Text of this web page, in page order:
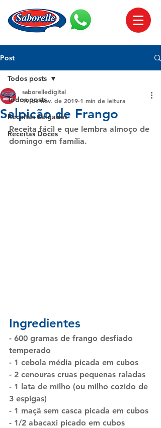
Post
Todos posts
Receitas Salgadas
Receitas Doces
Todos posts
Salpicão de Frango
saborelledigital
19 de nov. de 2019 1 min de leitura
Receita fácil e que lembra almoço de
domingo em família.
Ingredientes
- 600 gramas de frango desfiado
temperado
- 1 cebola média picada em cubos
- 2 cenouras cruas pequenas raladas
- 1 lata de milho (ou milho cozido de
3 espigas)
- 1 maçã sem casca picada em cubos
- 1/2 abacaxi picado em cubos